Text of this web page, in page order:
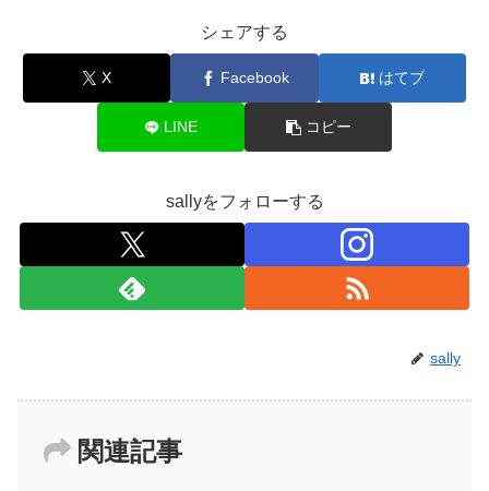
シェアする
X Facebook はてブ
LINE コピー
sallyをフォローする
sally
関連記事